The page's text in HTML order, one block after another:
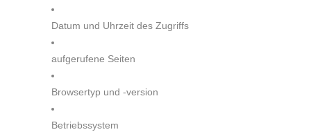
Datum und Uhrzeit des Zugriffs
aufgerufene Seiten
Browsertyp und -version
Betriebssystem